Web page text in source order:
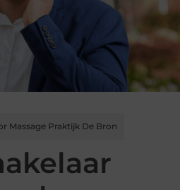
Massage Praktijk De Bron